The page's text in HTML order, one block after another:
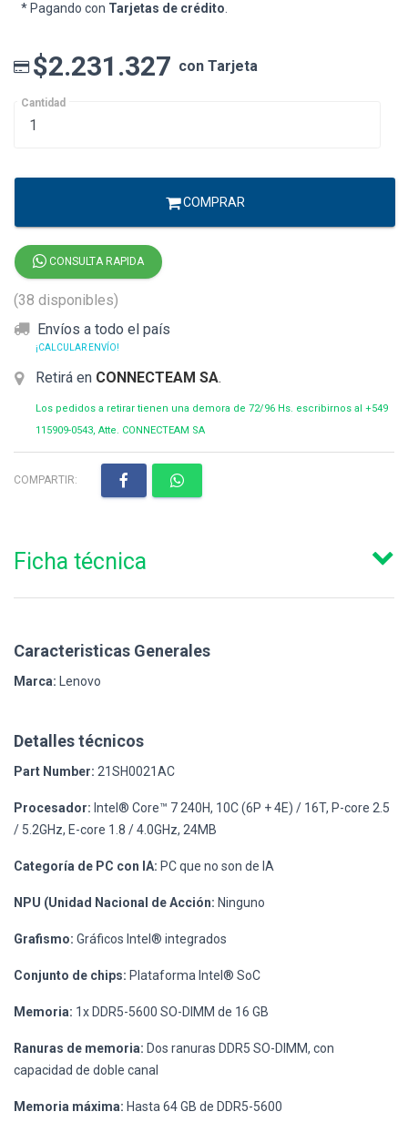
* Pagando con Tarjetas de crédito
$2.231.327 con Tarjeta
Cantidad
COMPRAR
CONSULTA RAPIDA
(38 disponibles)
Envíos a todo el país
¡CALCULAR ENVÍO!
Retirá en CONNECTEAM SA.
Los pedidos a retirar tienen una demora de 72/96 Hs. escribirnos al +549
115909-0543, Atte. CONNECTEAM SA
COMPARTIR:
Ficha técnica
Caracteristicas Generales
Marca: Lenovo
Detalles técnicos
Part Number: 21SH0021AC
Procesador: Intel® Core™ 7 240H, 10C (6P + 4E) / 16T, P-core 2.5
/ 5.2GHz, E-core 1.8 / 4.0GHz, 24MB
Categoría de PC con IA: PC que no son de IA
NPU (Unidad Nacional de Acción: Ninguno
Grafismo: Gráficos Intel® integrados
Conjunto de chips: Plataforma Intel® SoC
Memoria: 1x DDR5-5600 SO-DIMM de 16 GB
Ranuras de memoria: Dos ranuras DDR5 SO-DIMM, con
capacidad de doble canal
Memoria máxima: Hasta 64 GB de DDR5-5600